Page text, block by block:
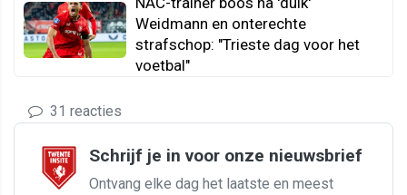
Weidmann en onterechte
strafschop: "Trieste dag voor het
voetbal"
31 reacties
Schrijf je in voor onze nieuwsbrief
Ontvang elke dag het laatste en meest